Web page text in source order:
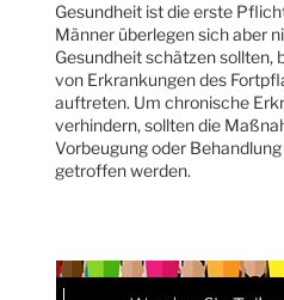
Gesundheit ist die erste
Männer überlegen sich aber
Gesundheit schätzen sollten,
von Erkrankungen des
auftreten. Um chronische
verhindern, sollten die
Vorbeugung oder
getroffen werden.